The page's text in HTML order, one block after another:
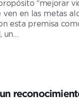
“mejorar
en las metas
esta premisa